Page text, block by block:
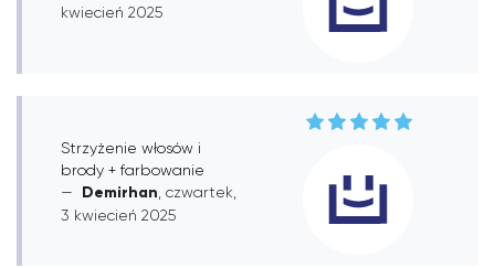
kwiecień 2025
Strzyżenie włosów i
brody + farbowanie
Demirhan , czwartek,
3 kwiecień 2025